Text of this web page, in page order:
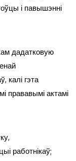
і павышэнні
дадатковую
калі гэта
прававымі актамі
работнікаў;